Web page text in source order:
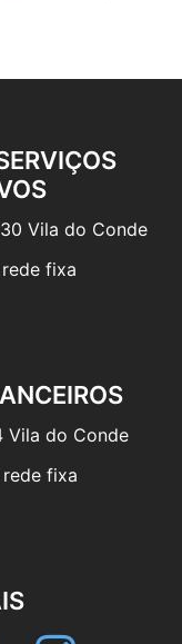
Vila do Conde
fixa
Vila do Conde
fixa
Instagram